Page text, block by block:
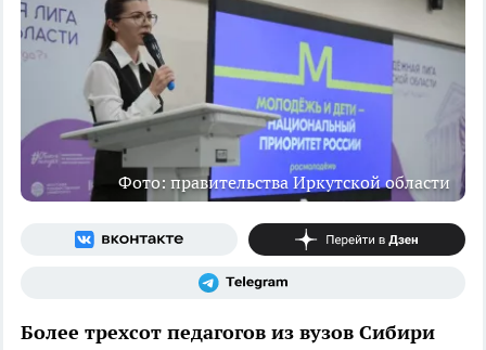
Фото: правительства Иркутской области
Более трехсот педагогов из вузов Сибири